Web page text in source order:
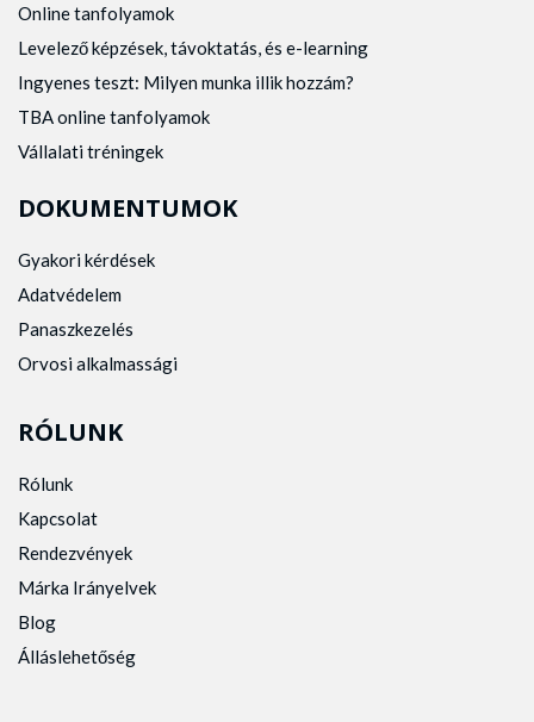
Online tanfolyamok
Levelező képzések, távoktatás, és e-learning
Ingyenes teszt: Milyen munka illik hozzám?
TBA online tanfolyamok
Vállalati tréningek
DOKUMENTUMOK
Gyakori kérdések
Adatvédelem
Panaszkezelés
Orvosi alkalmassági
RÓLUNK
Rólunk
Kapcsolat
Rendezvények
Márka Irányelvek
Blog
Álláslehetőség